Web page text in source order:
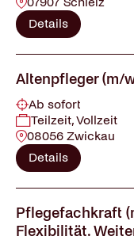
Details
Altenpfleger (m/
Ab sofort
Teilzeit, Vollzeit
08056 Zwickau
Details
Pflegefachkraft
Flexibilität.